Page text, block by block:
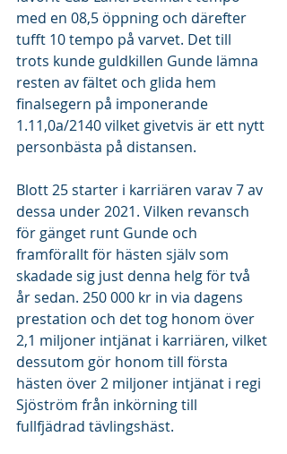
med en 08,5 öppning och därefter
tufft 10 tempo på varvet. Det till
trots kunde guldkillen Gunde lämna
resten av fältet och glida hem
finalsegern på imponerande
1.11,0a/2140 vilket givetvis är ett nytt
personbästa på distansen.
Blott 25 starter i karriären varav 7 av
dessa under 2021. Vilken revansch
för gänget runt Gunde och
framförallt för hästen själv som
skadade sig just denna helg för två
år sedan. 250 000 kr in via dagens
prestation och det tog honom över
2,1 miljoner intjänat i karriären, vilket
dessutom gör honom till första
hästen över 2 miljoner intjänat i regi
Sjöström från inkörning till
fullfjädrad tävlingshäst.